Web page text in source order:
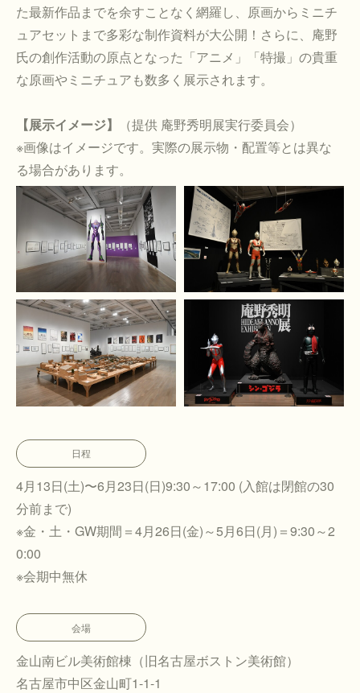
た最新作品までを余すことなく網羅し、原画からミニチ
ュアセットまで多彩な制作資料が大公開！さらに、庵野
氏の創作活動の原点となった「アニメ」「特撮」の貴重
な原画やミニチュアも数多く展示されます。
【展示イメージ】
（提供 庵野秀明展実行委員会）
※画像はイメージです。実際の展示物・配置等とは異な
る場合があります。
日程
4月13日(土)〜6月23日(日)9:30～17:00 (入館は閉館の30
分前まで)
※金・土・GW期間＝4月26日(金)～5月6日(月)＝9:30～2
0:00
※会期中無休
会場
金山南ビル美術館棟（旧名古屋ボストン美術館）
名古屋市中区金山町1-1-1